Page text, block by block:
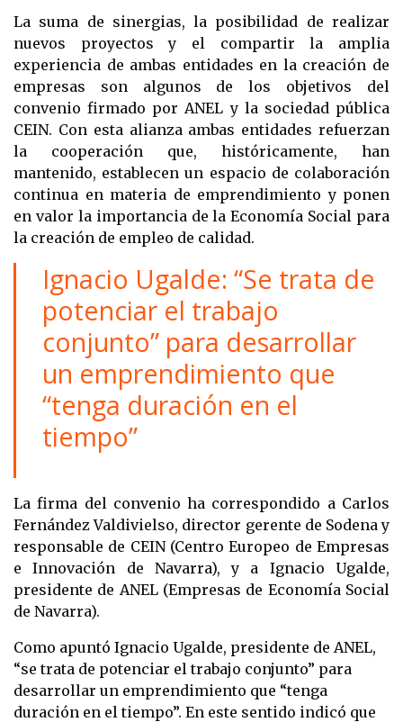
La suma de sinergias, la posibilidad de realizar
nuevos proyectos y el compartir la amplia
experiencia de ambas entidades en la creación de
empresas son algunos de los objetivos del
convenio firmado por ANEL y la sociedad pública
CEIN. Con esta alianza ambas entidades refuerzan
la cooperación que, históricamente, han
mantenido, establecen un espacio de colaboración
continua en materia de emprendimiento y ponen
en valor la importancia de la Economía Social para
la creación de empleo de calidad.
Ignacio Ugalde: “Se trata de
potenciar el trabajo
conjunto” para desarrollar
un emprendimiento que
“tenga duración en el
tiempo”
La firma del convenio ha correspondido a Carlos
Fernández Valdivielso, director gerente de Sodena y
responsable de CEIN (Centro Europeo de Empresas
e Innovación de Navarra), y a Ignacio Ugalde,
presidente de ANEL (Empresas de Economía Social
de Navarra).
Como apuntó Ignacio Ugalde, presidente de ANEL,
“se trata de potenciar el trabajo conjunto” para
desarrollar un emprendimiento que “tenga
duración en el tiempo”. En este sentido indicó que